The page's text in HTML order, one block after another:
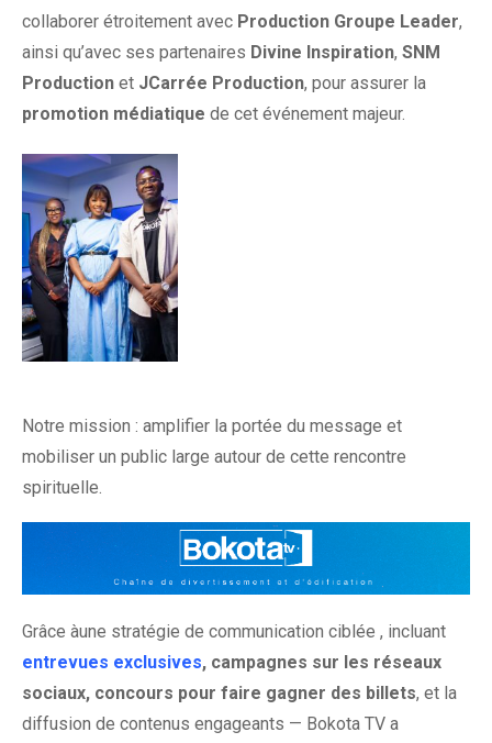
collaborer étroitement avec Production Groupe Leader,
ainsi qu’avec ses partenaires Divine Inspiration, SNM
Production et JCarrée Production, pour assurer la
promotion médiatique de cet événement majeur.
Notre mission : amplifier la portée du message et
mobiliser un public large autour de cette rencontre
spirituelle.
Grâce àune stratégie de communication ciblée , incluant
entrevues exclusives, campagnes sur les réseaux
sociaux, concours pour faire gagner des billets, et la
diffusion de contenus engageants — Bokota TV a